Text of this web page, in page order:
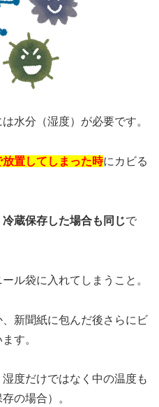
水分（湿度）が必要です。
置してしまった時にカビる
冷蔵保存した場合も同じで
ル袋に入れてしまうこと。
新聞紙に包んだ後さらにビ
す。
度だけではなく中の温度も
の場合）。